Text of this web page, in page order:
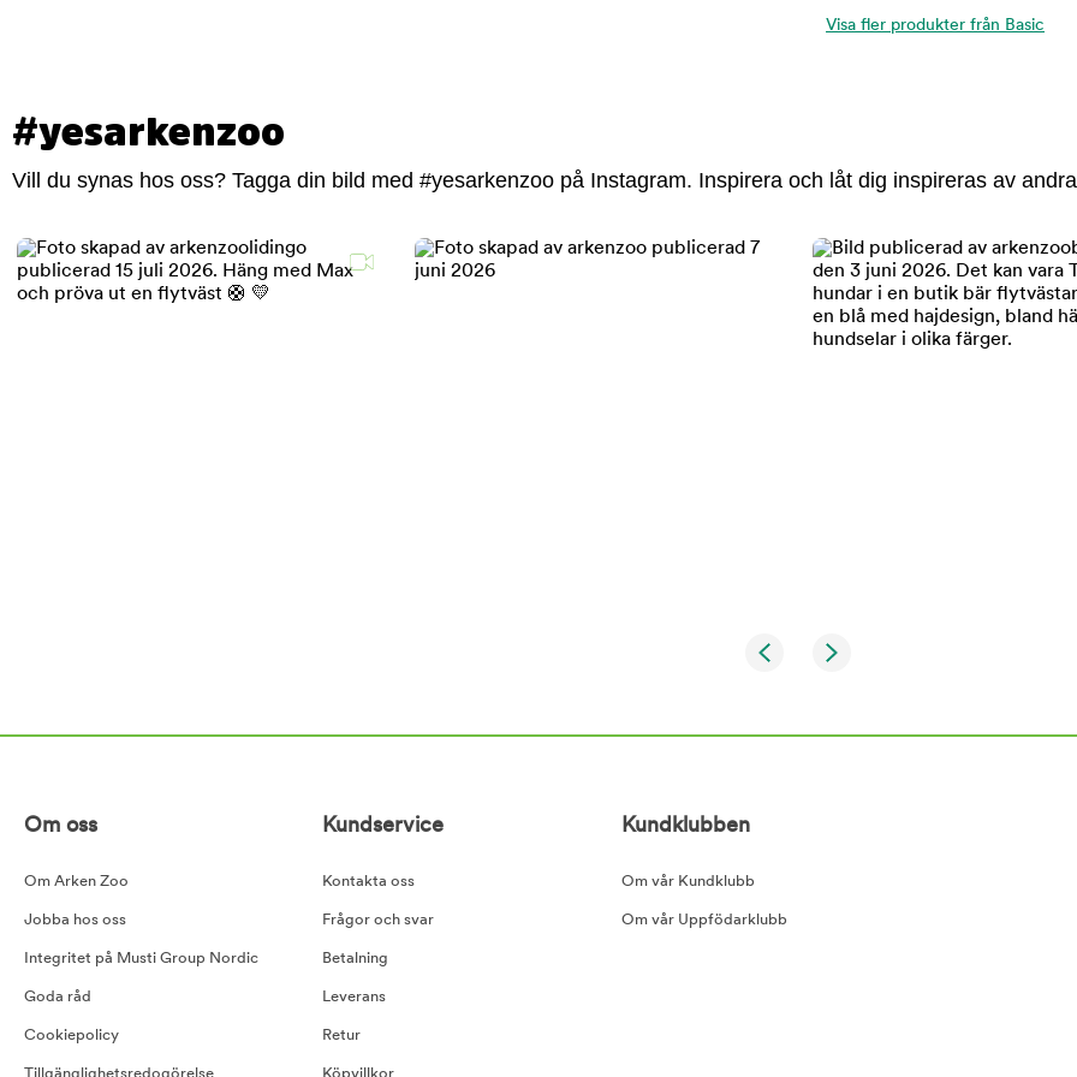
Visa fler produkter från Basic
#yesarkenzoo
Vill du synas hos oss? Tagga din bild med #yesarkenzoo på Instagram. Inspirera och låt dig inspireras av
Om oss
Om Arken Zoo
Jobba hos oss
Integritet på Musti Group Nordic
Goda råd
Cookiepolicy
Kundservice
Kontakta oss
Frågor och svar
Betalning
Leverans
Retur
Kundklubben
Om vår Kundklubb
Om vår Uppfödarklubb